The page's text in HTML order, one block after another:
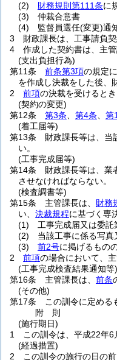
(2)
財務規則第111条に
(3)
仲裁合意書
(4)
監督員選任(変更)通
3
財政課長は、工事請負
4
作成した契約書は、主
(支出負担行為)
第11条
前条第3項の規定
を作成し決裁をした後、
2
前項の決裁を受けるとき
(契約の変更)
第12条
第3条 第4条 第
(着工届等)
第13条
財政課長等は、当
い。
(工事完成届等)
第14条
財政課長等は、業
させなければならない。
(検査調書等)
第15条
主管課長は、 財務
い、 決裁規程に基づく専
(1)
工事完成届又は委託
(2)
当該工事に係る写
(3)
前2号に掲げるもの
2
前項の場合において、
(工事完成検査結果通知等)
第16条
主管課長は、 前条
(その他)
第17条
この訓令に定める
附 則
(施行期日)
1
この訓令は、平成22年6
(経過措置)
2
この訓令の施行の日の前